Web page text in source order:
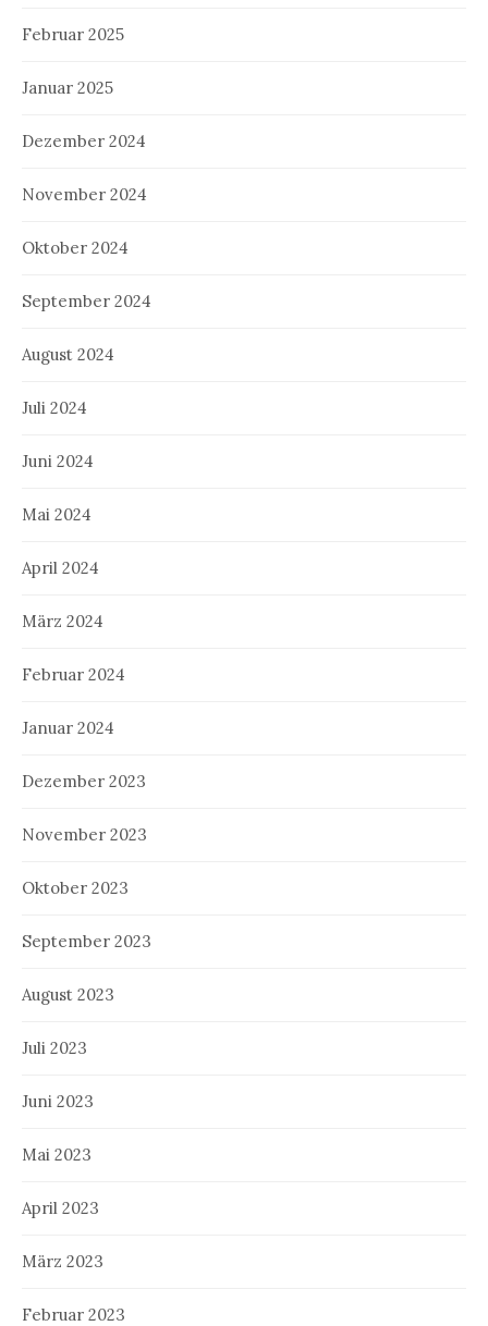
Februar 2025
Januar 2025
Dezember 2024
November 2024
Oktober 2024
September 2024
August 2024
Juli 2024
Juni 2024
Mai 2024
April 2024
März 2024
Februar 2024
Januar 2024
Dezember 2023
November 2023
Oktober 2023
September 2023
August 2023
Juli 2023
Juni 2023
Mai 2023
April 2023
März 2023
Februar 2023